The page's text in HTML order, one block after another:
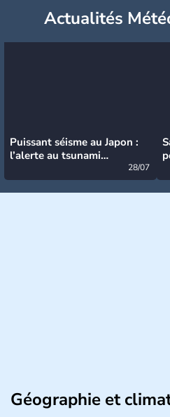
Actualités
Puissant séisme au Japon :
l’alerte au tsunami
28/07
Géographie et